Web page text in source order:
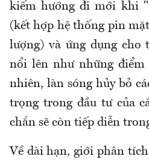
kiếm hướng đi mới khi
(kết hợp hệ thống pin
lượng) và ứng dụng
nổi lên như những điểm
nhiên, làn sóng hủy bỏ
trọng trong đầu tư của
chắn sẽ còn tiếp diễn
Về dài hạn, giới phân